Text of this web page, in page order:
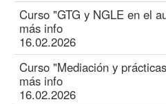
Curso "GTG y NGLE en el
más info
16.02.2026
Curso "Mediación y
más info
16.02.2026